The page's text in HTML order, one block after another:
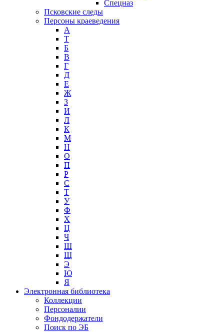
Спецназ
Псковские следы
Персоны краеведения
А
T
Б
В
Г
Д
Е
Ж
З
И
Л
К
М
Н
О
П
Р
С
Т
У
Ф
Х
Ц
Ч
Ш
Щ
Э
Ю
Я
Электронная библиотека
Коллекции
Персоналии
Фондодержатели
Поиск по ЭБ